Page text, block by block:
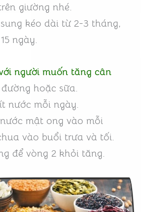
giường nhé.
kéo dài từ 2-3 tháng,
ngày.
người muốn tăng cân
hoặc sữa.
nước mỗi ngày.
mật ong vào mỗi
vào buổi trưa và tối.
để vòng 2 khỏi tăng.